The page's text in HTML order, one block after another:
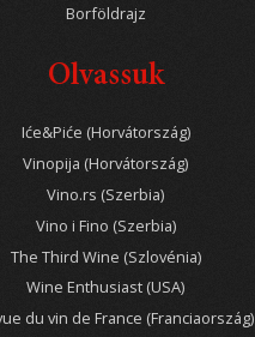
Borföldrajz
Olvassuk
Iće&Piće (Horvátország)
Vinopija (Horvátország)
Vino.rs (Szerbia)
Vino i Fino (Szerbia)
The Third Wine (Szlovénia)
Wine Enthusiast (USA)
du vin de France (Franciaország)